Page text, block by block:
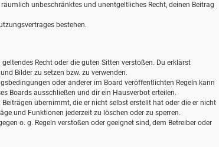
unbeschränktes und unentgeltliches Recht, deinen Beitrag
bestehen.
Recht oder die guten Sitten verstoßen. Du erklärst
Bilder zu setzen bzw. zu verwenden.
oder anderer im Board veröffentlichten Regeln kann
Boards ausschließen und dir ein Hausverbot erteilen.
übernimmt, die er nicht selbst erstellt hat oder die er nicht
und Funktionen jederzeit zu löschen oder zu sperren.
o. g. Regeln verstoßen oder geeignet sind, dem Betreiber oder